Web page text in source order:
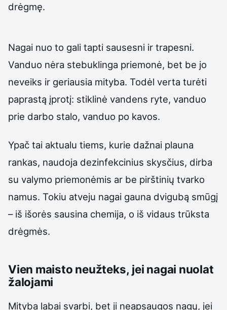
drėgmę.
Nagai nuo to gali tapti sausesni ir trapesni.
Vanduo nėra stebuklinga priemonė, bet be jo
neveiks ir geriausia mityba. Todėl verta turėti
paprastą įprotį: stiklinė vandens ryte, vanduo
prie darbo stalo, vanduo po kavos.
Ypač tai aktualu tiems, kurie dažnai plauna
rankas, naudoja dezinfekcinius skysčius, dirba
su valymo priemonėmis ar be pirštinių tvarko
namus. Tokiu atveju nagai gauna dvigubą smūgį
– iš išorės sausina chemija, o iš vidaus trūksta
drėgmės.
Vien maisto neužteks, jei nagai nuolat
žalojami
Mityba labai svarbi, bet ji neapsaugos nagų, jei